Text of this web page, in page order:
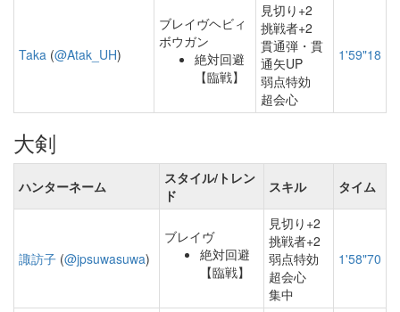
Taka (@Atak_UH)
ブレイヴヘビィ
ボウガン
絶対回避
【臨戦】
見切り+2
挑戦者+2
貫通弾・貫
通矢UP
弱点特効
超会心
1'59"18
大剣
ハンターネーム
スタイル/トレン
ド
スキル タイム
諏訪子 (@jpsuwasuwa)
ブレイヴ
絶対回避
【臨戦】
見切り+2
挑戦者+2
弱点特効
超会心
集中
1'58"70